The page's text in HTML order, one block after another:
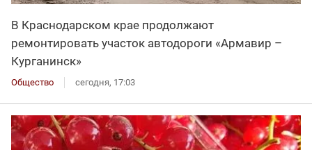
В Краснодарском крае продолжают
ремонтировать участок автодороги «Армавир –
Курганинск»
Общество сегодня, 17:03